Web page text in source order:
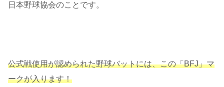
日本野球協会のことです。
公式戦使用が認められた野球バットには、この「BFJ」マ
ークが入ります！